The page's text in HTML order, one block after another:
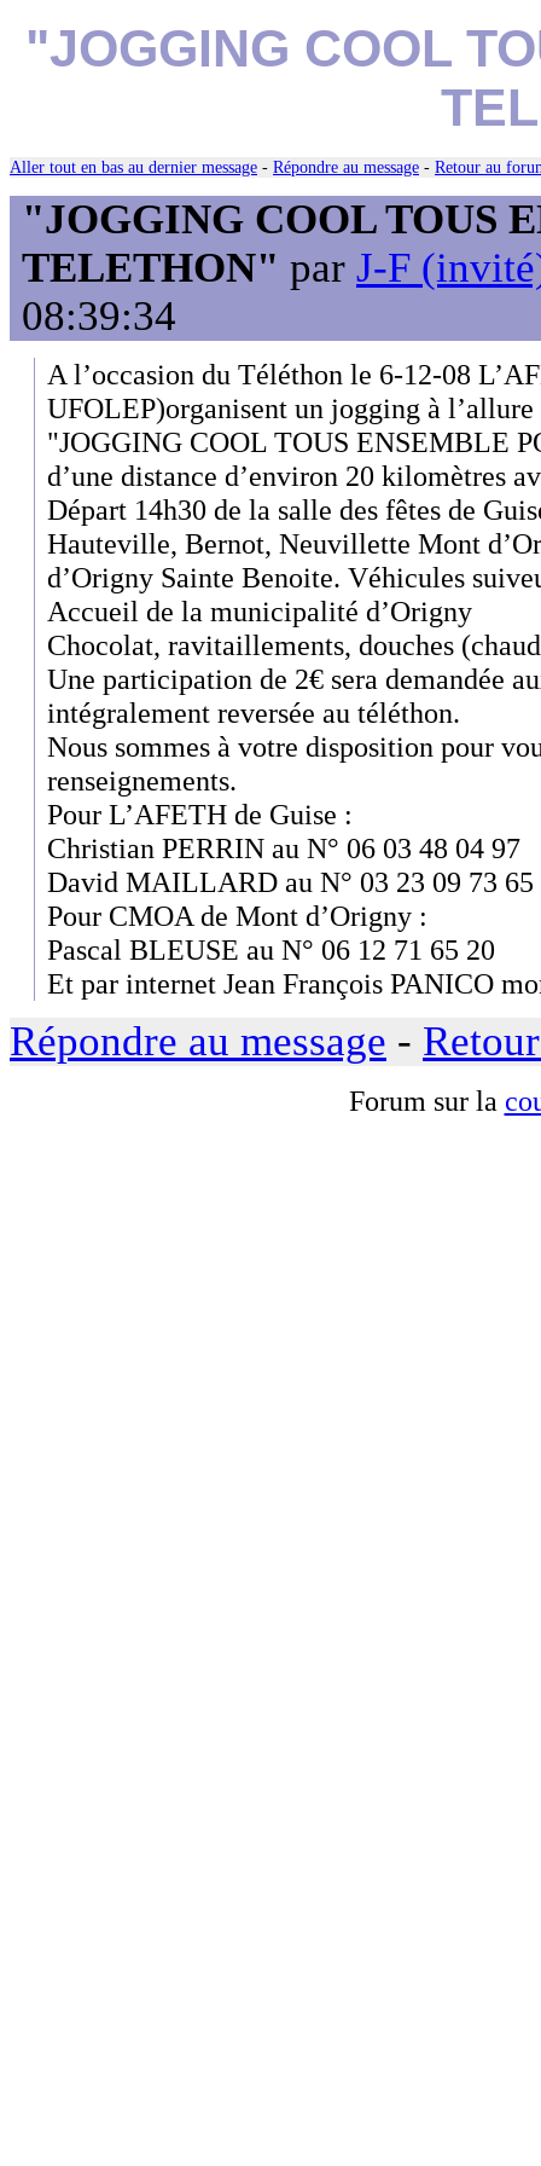
"JOGGING COOL
Aller tout en bas au dernier message - Répondre au message - Retour au
"JOGGING COOL TOUS
TELETHON" par J-F
08:39:34
A l’occasion du Téléthon le 6-12-08
UFOLEP)organisent un jogging à
"JOGGING COOL TOUS ENSEMBLE
d’une distance d’environ 20 kilomètres
Départ 14h30 de la salle des fêtes de
Hauteville, Bernot, Neuvillette Mont
d’Origny Sainte Benoite. Véhicules
Accueil de la municipalité d’Origny
Chocolat, ravitaillements, douches
Une participation de 2€ sera demandée
intégralement reversée au téléthon.
Nous sommes à votre disposition pour
renseignements.
Pour L’AFETH de Guise :
Christian PERRIN au N° 06 03 48 04 97
David MAILLARD au N° 03 23 09 73 65
Pour CMOA de Mont d’Origny :
Pascal BLEUSE au N° 06 12 71 65 20
Et par internet Jean François PANICO
Répondre au message -
Forum sur la